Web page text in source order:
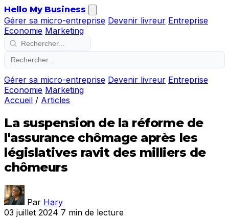
Hello My Business
Gérer sa micro-entreprise Devenir livreur Entreprise
Economie Marketing
Gérer sa micro-entreprise Devenir livreur Entreprise
Economie Marketing
Accueil / Articles
La suspension de la réforme de
l'assurance chômage après les
législatives ravit des milliers de
chômeurs
Par Hary
03 juillet 2024 7 min de lecture